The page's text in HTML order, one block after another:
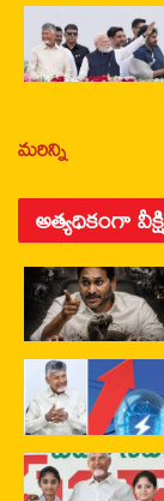
మరిన్ని
అత్యధికంగా